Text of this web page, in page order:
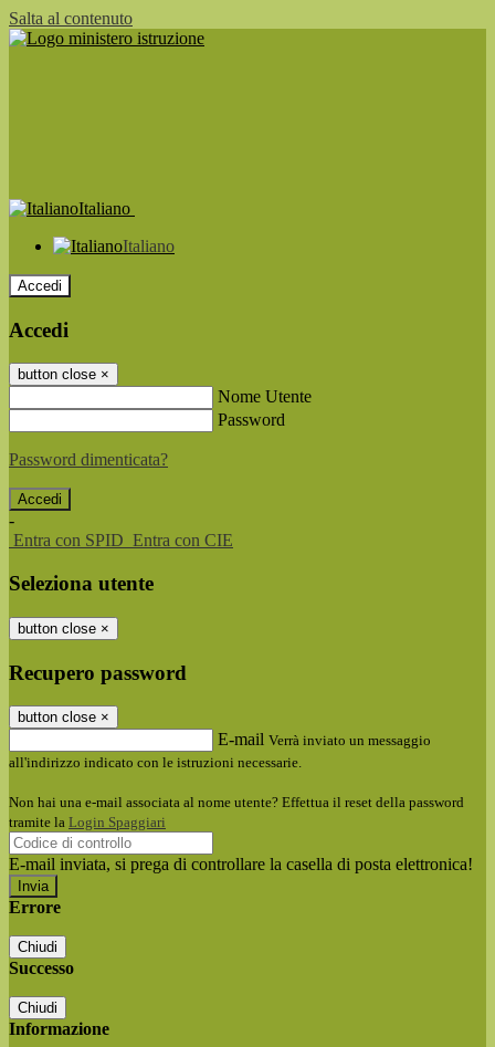
Salta al contenuto
Italiano
Italiano
Accedi
Accedi
button close ×
Nome Utente
Password
Password dimenticata?
-
Entra con SPID Entra con CIE
Seleziona utente
button close ×
Recupero password
button close ×
E-mail Verrà inviato un messaggio
all'indirizzo indicato con le istruzioni necessarie.
Non hai una e-mail associata al nome utente? Effettua il reset della password
tramite la Login Spaggiari
E-mail inviata, si prega di controllare la casella di posta elettronica!
Errore
Chiudi
Successo
Chiudi
Informazione